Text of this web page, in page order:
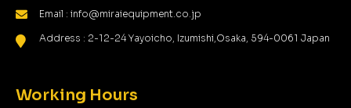
Email : info@miraiequipment.co.jp
Address : 2-12-24 Yayoicho, Izumishi,Osaka, 594-0061 Japan
Working Hours